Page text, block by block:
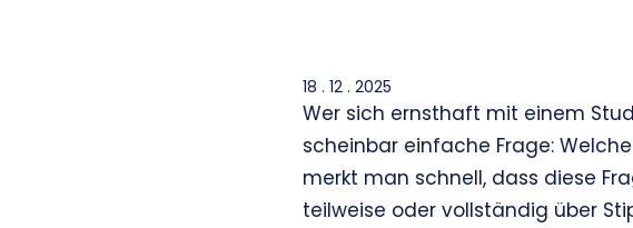
18 . 12 . 2025
Wer sich ernsthaft mit einem
scheinbar einfache Frage:
merkt man schnell, dass diese
teilweise oder vollständig über